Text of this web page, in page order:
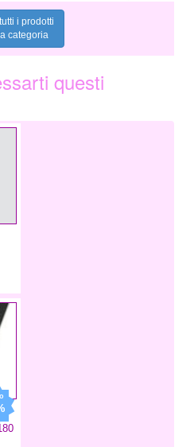
i prodotti
categoria
questi